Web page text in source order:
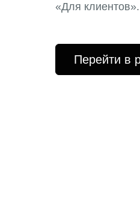
«Для клиентов».
Перейти в